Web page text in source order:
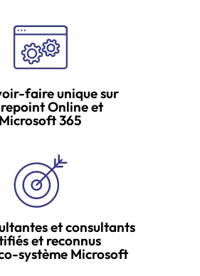
faire unique sur
Online et
Microsoft 365
et consultants
et reconnus
système Microsoft